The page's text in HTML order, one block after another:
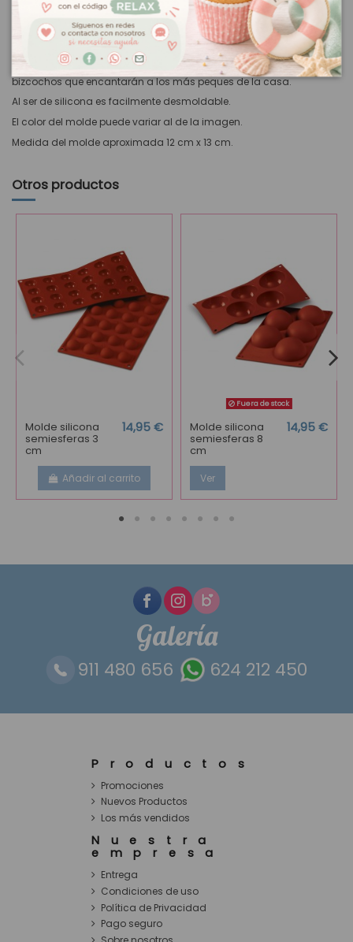
Molde de silicona abeto navideño
Molde de silicona para horno con forma de abeto navideño.
molde de silicona abeto navideño
podrás hacer pequeños
bizcochos que encantarán a los más peques de la casa.
Al ser de silicona es facilmente desmoldable.
El color del molde puede variar al de la imagen.
Medida del molde aproximada 12 cm x 13 cm.
Otros productos
Molde silicona
semiesferas 3
cm
14,95 €
Añadir al carrito
Fuera de stock
Molde silicona
semiesferas 8
cm
14,95 €
Ver
Galería
911 480 656 624 212 450
Productos
Promociones
Nuevos Productos
Los más vendidos
Nuestra
empresa
Entrega
Condiciones de uso
Política de Privacidad
Pago seguro